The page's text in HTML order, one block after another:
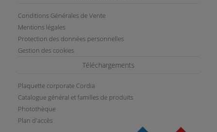
Conditions Générales de Vente
Mentions légales
Protection des données personnelles
Gestion des cookies
Téléchargements
Plaquette corporate Cordia
Catalogue général et familles de produits
Photothèque
Plan d'accès